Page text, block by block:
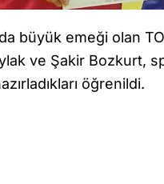
büyük emeği olan
ve Şakir Bozkurt,
öğrenildi.